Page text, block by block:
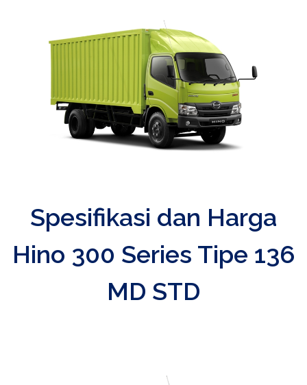
Spesifikasi dan Harga
Hino 300 Series Tipe 136
MD STD